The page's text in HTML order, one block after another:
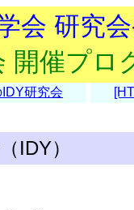
会 研究
開催プロ
IDY研究会
IDY）